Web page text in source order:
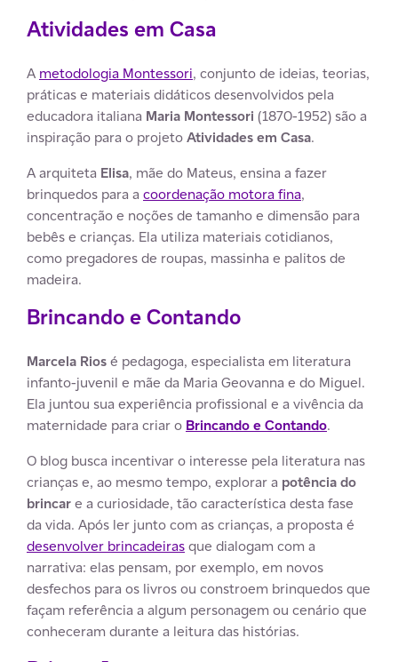
Atividades em Casa
A metodologia Montessori, conjunto de ideias, teorias,
práticas e materiais didáticos desenvolvidos pela
educadora italiana Maria Montessori (1870-1952) são a
inspiração para o projetoAtividades em Casa.
A arquiteta Elisa, mãe do Mateus, ensina a fazer
brinquedos para a coordenação motora fina,
concentração e noções de tamanho e dimensão para
bebês e crianças. Ela utiliza materiais cotidianos,
como pregadores de roupas, massinha e palitos de
madeira.
Brincando e Contando
Marcela Riosé pedagoga, especialista em literatura
infanto-juvenil e mãe da Maria Geovanna e do Miguel.
Ela juntou sua experiência profissional e a vivência da
maternidade para criar o Brincando e Contando.
O blog busca incentivar o interesse pela literatura nas
crianças e, ao mesmo tempo, explorar a potência do
brincare a curiosidade, tão característica desta fase
da vida. Após ler junto com as crianças, a proposta é
desenvolver brincadeirasque dialogam com a
narrativa: elas pensam, por exemplo, em novos
desfechos para os livros ou constroem brinquedos que
façam referência a algum personagem ou cenário que
conheceram durante a leitura das histórias.